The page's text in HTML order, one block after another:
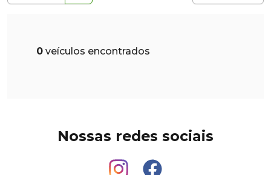
0 veículos encontrados
Nossas redes sociais